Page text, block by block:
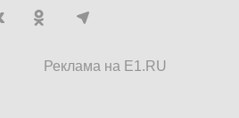
Реклама на E1.RU